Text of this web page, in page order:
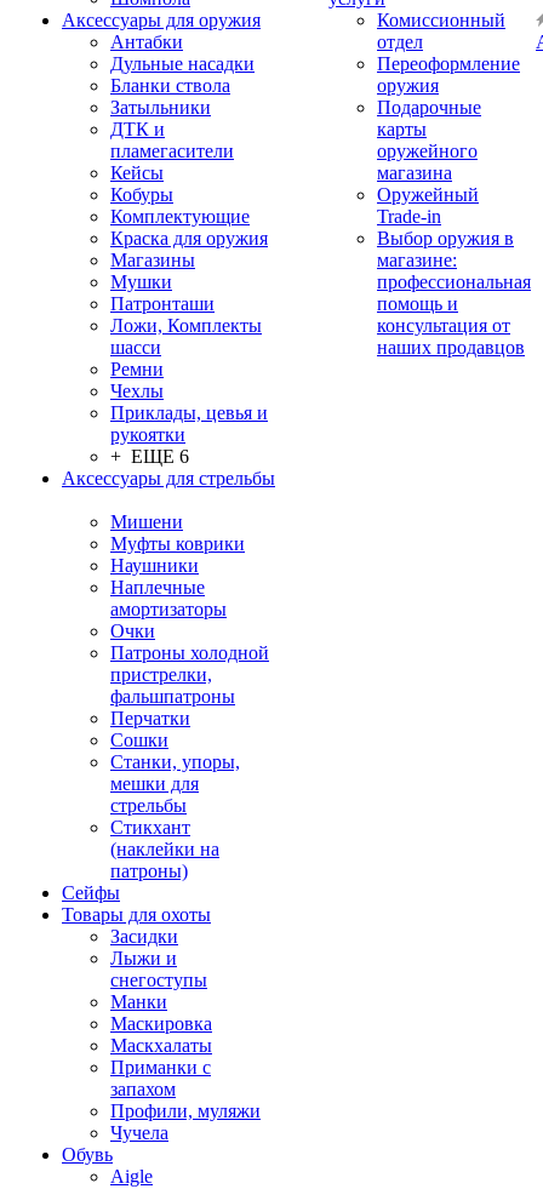
Аксессуары для оружия
Антабки
Дульные насадки
Бланки ствола
Затыльники
ДТК и
пламегасители
Кейсы
Кобуры
Комплектующие
Краска для оружия
Магазины
Мушки
Патронташи
Ложи, Комплекты
шасси
Ремни
Чехлы
Приклады, цевья и
рукоятки
+ ЕЩЕ 6
Аксессуары для стрельбы
Мишени
Муфты коврики
Наушники
Наплечные
амортизаторы
Очки
Патроны холодной
пристрелки,
фальшпатроны
Перчатки
Сошки
Станки, упоры,
мешки для
стрельбы
Стикхант
(наклейки на
патроны)
Сейфы
Товары для охоты
Засидки
Лыжи и
снегоступы
Манки
Маскировка
Маскхалаты
Приманки с
запахом
Профили, муляжи
Чучела
Обувь
Aigle
Комиссионный
отдел
Переоформление
оружия
Подарочные
карты
оружейного
магазина
Оружейный
Trade-in
Выбор оружия в
магазине:
профессиональная
помощь и
консультация от
наших продавцов